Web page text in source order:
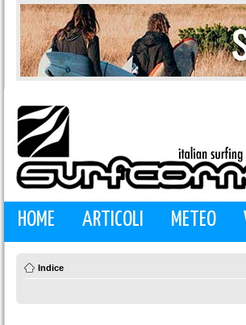
HOME ARTICOLI METEO
Indice